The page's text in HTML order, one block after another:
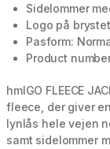
Sidelommer
Logo på brystet
Pasform:
Product
hmlGO FLEECE
fleece, der giver
lynlås hele vejen
samt sidelommer